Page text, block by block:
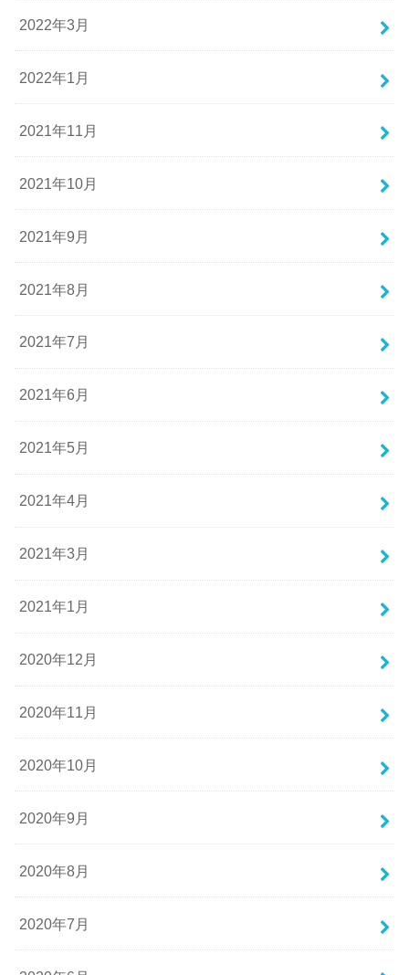
2022年3月
2022年1月
2021年11月
2021年10月
2021年9月
2021年8月
2021年7月
2021年6月
2021年5月
2021年4月
2021年3月
2021年1月
2020年12月
2020年11月
2020年10月
2020年9月
2020年8月
2020年7月